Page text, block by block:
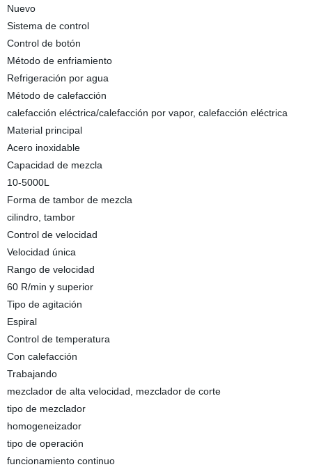
Nuevo
Sistema de control
Control de botón
Método de enfriamiento
Refrigeración por agua
Método de calefacción
calefacción eléctrica/calefacción por vapor, calefacción eléctrica
Material principal
Acero inoxidable
Capacidad de mezcla
10-5000L
Forma de tambor de mezcla
cilindro, tambor
Control de velocidad
Velocidad única
Rango de velocidad
60 R/min y superior
Tipo de agitación
Espiral
Control de temperatura
Con calefacción
Trabajando
mezclador de alta velocidad, mezclador de corte
tipo de mezclador
homogeneizador
tipo de operación
funcionamiento continuo